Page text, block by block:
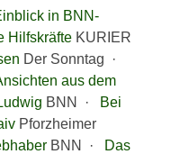
in BNN-
HilfskräfteKURIER
Der Sonntag ·
aus dem
BNN ·
Bei
Pforzheimer
BNN ·
Das